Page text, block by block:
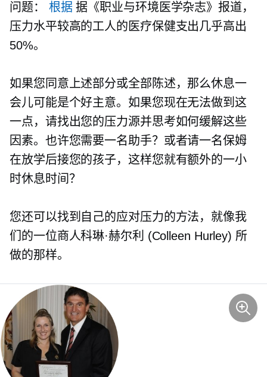
问题： 根据据《职业与环境医学杂志》报道，
压力水平较高的工人的医疗保健支出几乎高出
50%。
如果您同意上述部分或全部陈述，那么休息一
会儿可能是个好主意。如果您现在无法做到这
一点，请找出您的压力源并思考如何缓解这些
因素。也许您需要一名助手？或者请一名保姆
在放学后接您的孩子，这样您就有额外的一小
时休息时间？
您还可以找到自己的应对压力的方法，就像我
们的一位商人科琳·赫尔利 (Colleen Hurley) 所
做的那样。